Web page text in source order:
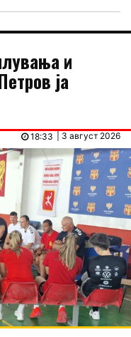
и
ја
| 3 август 2026
18:33